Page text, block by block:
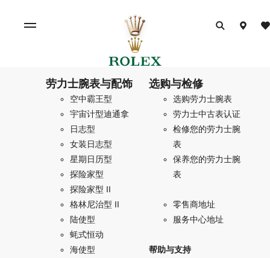
劳力士腕表与配饰
空中霸王型
宇宙计型迪通拿
日志型
女装日志型
星期日历型
探险家型
探险家型 II
格林尼治型 II
陆使型
蚝式恒动
海使型
选购与检修
选购劳力士腕表
劳力士中古表认证
检修您的劳力士腕
表
保养您的劳力士腕
表
零售商地址
服务中心地址
帮助与支持